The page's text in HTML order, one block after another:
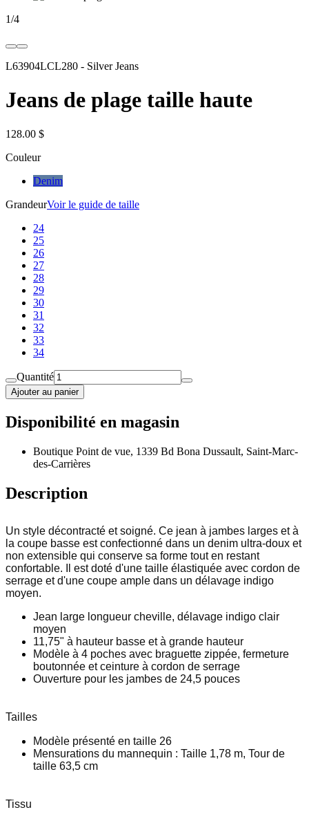
1/4
L63904LCL280 - Silver Jeans
Jeans de plage taille haute
128.00 $
Couleur
Denim
GrandeurVoir le guide de taille
24
25
26
27
28
29
30
31
32
33
34
Quantité
Ajouter au panier
Disponibilité en magasin
Boutique Point de vue, 1339 Bd Bona Dussault, Saint-Marc-
des-Carrières
Description
Un style décontracté et soigné. Ce jean à jambes larges et à
la coupe basse est confectionné dans un denim ultra-doux et
non extensible qui conserve sa forme tout en restant
confortable. Il est doté d'une taille élastiquée avec cordon de
serrage et d'une coupe ample dans un délavage indigo
moyen.
Jean large longueur cheville, délavage indigo clair
moyen
11,75" à hauteur basse et à grande hauteur
Modèle à 4 poches avec braguette zippée, fermeture
boutonnée et ceinture à cordon de serrage
Ouverture pour les jambes de 24,5 pouces
Tailles
Modèle présenté en taille 26
Mensurations du mannequin : Taille 1,78 m, Tour de
taille 63,5 cm
Tissu